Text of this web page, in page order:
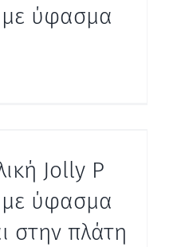
με ύφασμα
Jolly P
με ύφασμα
στην πλάτη